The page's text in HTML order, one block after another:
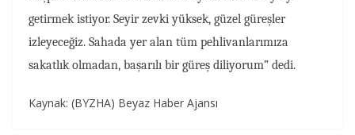
getirmek istiyor. Seyir zevki yüksek, güzel güreşler
izleyeceğiz. Sahada yer alan tüm pehlivanlarımıza
sakatlık olmadan, başarılı bir güreş diliyorum” dedi.
Kaynak: (BYZHA) Beyaz Haber Ajansı